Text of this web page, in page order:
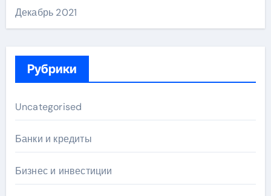
Декабрь 2021
Рубрики
Uncategorised
Банки и кредиты
Бизнес и инвестиции